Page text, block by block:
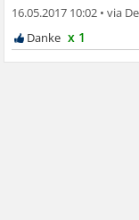
16.05.2017 10:02 •
x 1